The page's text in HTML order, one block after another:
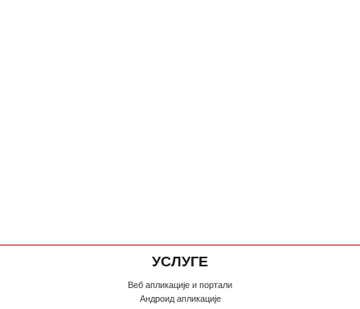
УСЛУГЕ
Веб апликације и портали
Андроид апликације